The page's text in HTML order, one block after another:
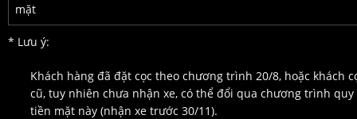
mặt
* Lưu ý:
Khách hàng đã đặt cọc theo chương trình 20/8, hoặc khách
cũ, tuy nhiên chưa nhận xe, có thể đổi qua chương trình quy
tiền mặt này (nhận xe trước 30/11).